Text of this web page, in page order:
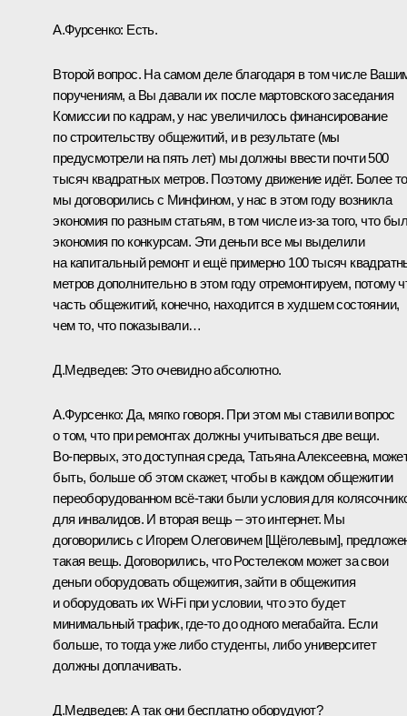
А.Фурсенко: Есть.
Второй вопрос. На самом деле благодаря в том числе
поручениям, а Вы давали их после мартовского заседания
Комиссии по кадрам, у нас увеличилось финансирование
по строительству общежитий, и в результате (мы
предусмотрели на пять лет) мы должны ввести почти 500
тысяч квадратных метров. Поэтому движение идёт. Более
мы договорились с Минфином, у нас в этом году возникла
экономия по разным статьям, в том числе из‑за того, что
экономия по конкурсам. Эти деньги все мы выделили
на капитальный ремонт и ещё примерно 100 тысяч
метров дополнительно в этом году отремонтируем, потому
часть общежитий, конечно, находится в худшем состоянии,
чем то, что показывали…
Д.Медведев: Это очевидно абсолютно.
А.Фурсенко:Да, мягко говоря. При этом мы ставили вопрос
о том, что при ремонтах должны учитываться две вещи.
Во‑первых, это доступная среда, Татьяна Алексеевна,
быть, больше об этом скажет, чтобы в каждом общежитии
переоборудованном всё‑таки были условия для
для инвалидов. И вторая вещь – это интернет. Мы
договорились с Игорем Олеговичем [Щёголевым],
такая вещь. Договорились, что Ростелеком может за свои
деньги оборудовать общежития, зайти в общежития
и оборудовать их Wi-Fi при условии, что это будет
минимальный трафик, где‑то до одного мегабайта. Если
больше, то тогда уже либо студенты, либо университет
должны доплачивать.
Д.Медведев:А так они бесплатно оборудуют?